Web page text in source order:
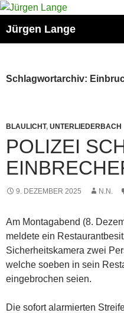
Zum
springen
Jürgen Lange
Schlagwortarchiv:
BLAULICHT, UNTERLIEDERBACH
POLIZEI
9. DEZEMBER 2025 N.N.
Am Montagabend (8.
meldete ein
Sicherheitskamera zwei
welche soeben in sein
eingebrochen seien.
Die sofort alarmierten